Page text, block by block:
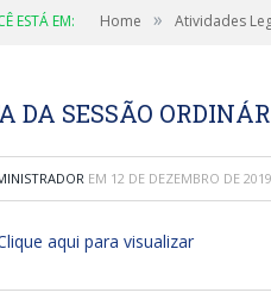
ESTÁ EM: Home » Atividades
DA SESSÃO
EM 12 DE DEZEMBRO DE 2019
aqui para visualizar